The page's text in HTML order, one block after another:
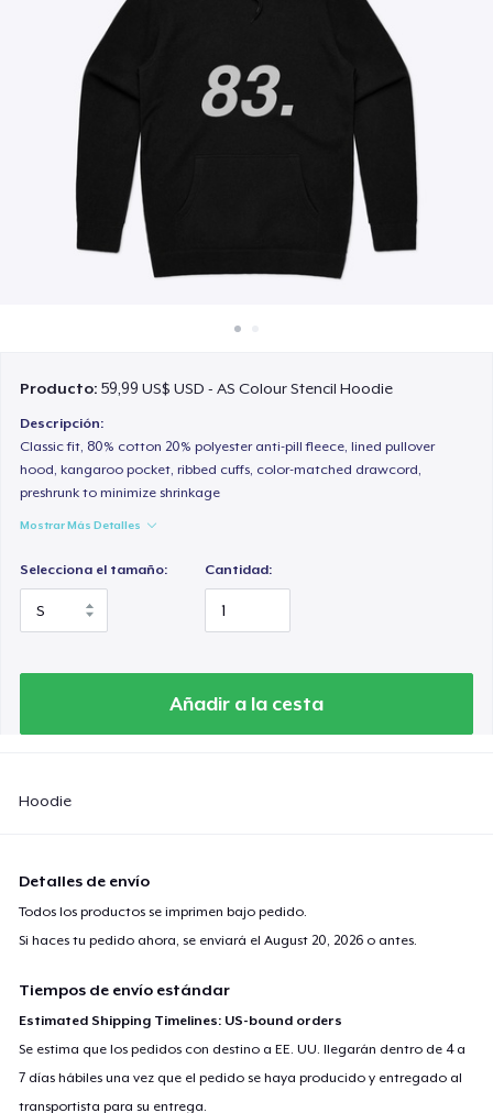
Venda lo que sea
Producto:59,99 US$ USD - AS Colour Stencil Hoodie
Descripción:
Classic fit, 80% cotton 20% polyester anti-pill fleece, lined pullover
hood, kangaroo pocket, ribbed cuffs, color-matched drawcord,
preshrunk to minimize shrinkage
Mostrar Más Detalles
Selecciona el tamaño: Cantidad:
Añadir a la cesta
Hoodie
Detalles de envío
Todos los productos se imprimen bajo pedido.
Si haces tu pedido ahora, se enviará elAugust 20, 2026 o antes.
Tiempos de envío estándar
Estimated Shipping Timelines: US-bound orders
Se estima que los pedidos con destino a EE. UU. llegarán dentro de 4 a
7 días hábiles una vez que el pedido se haya producido y entregado al
transportista para su entrega.